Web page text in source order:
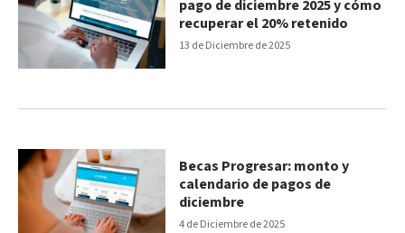
13 de Diciembre de 2025
pago de diciembre 2025 y cómo
recuperar el 20% retenido
4 de Diciembre de 2025
Becas Progresar: monto y
calendario de pagos de
diciembre